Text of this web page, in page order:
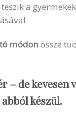
a
módon össze
de kevesen
készül.